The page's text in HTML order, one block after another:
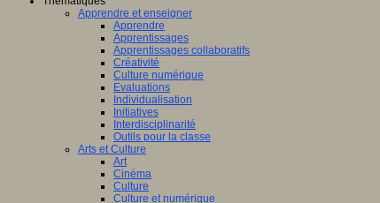
Apprendre et enseigner
Apprendre
Apprentissages
Apprentissages collaboratifs
Créativité
Culture numérique
Evaluations
Individualisation
Initiatives
Interdisciplinarité
Outils pour la classe
Arts et Culture
Art
Cinéma
Culture
Culture et numérique